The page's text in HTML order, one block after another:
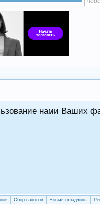
нами Ваших
Сбор взносов Новые складчины